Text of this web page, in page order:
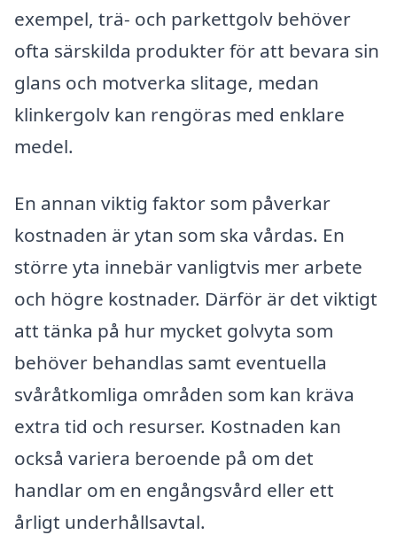
exempel, trä- och parkettgolv behöver
ofta särskilda produkter för att bevara sin
glans och motverka slitage, medan
klinkergolv kan rengöras med enklare
medel.
En annan viktig faktor som påverkar
kostnaden är ytan som ska vårdas. En
större yta innebär vanligtvis mer arbete
och högre kostnader. Därför är det viktigt
att tänka på hur mycket golvyta som
behöver behandlas samt eventuella
svåråtkomliga områden som kan kräva
extra tid och resurser. Kostnaden kan
också variera beroende på om det
handlar om en engångsvård eller ett
årligt underhållsavtal.